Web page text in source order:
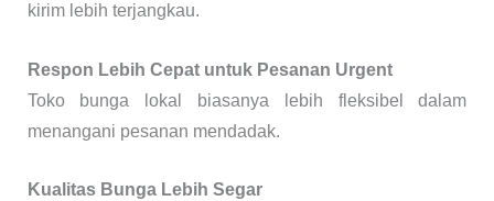
kirim lebih terjangkau.
Respon Lebih Cepat untuk Pesanan Urgent
Toko bunga lokal biasanya lebih fleksibel dalam
menangani pesanan mendadak.
Kualitas Bunga Lebih Segar